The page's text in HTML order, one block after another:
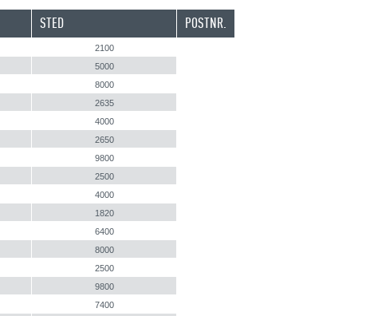
STED POSTNR.
2100
5000
8000
2635
4000
2650
9800
2500
4000
1820
6400
8000
2500
9800
7400